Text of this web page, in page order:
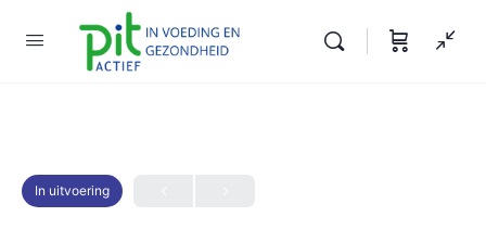
In uitvoering